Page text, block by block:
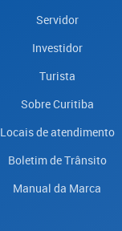
Servidor
Investidor
Turista
Sobre Curitiba
Locais de atendimento
Boletim de Trânsito
Manual da Marca